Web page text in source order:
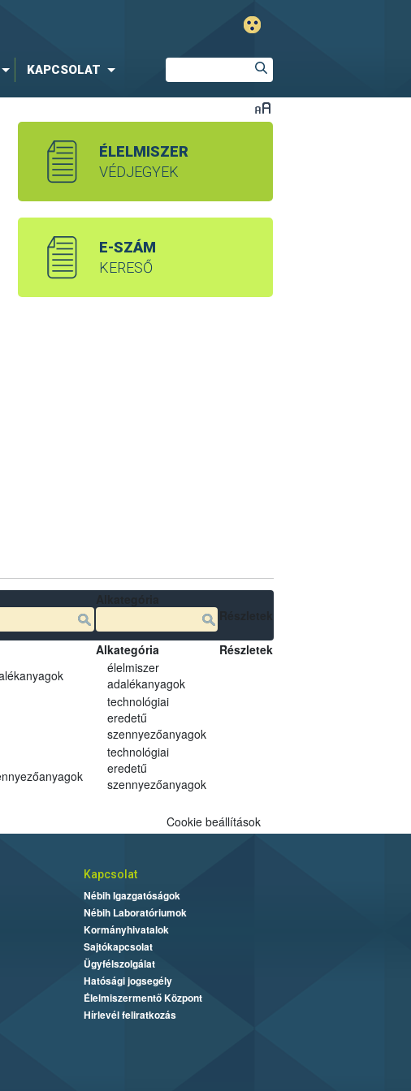
KAPCSOLAT
ÉLELMISZER
VÉDJEGYEK
E-SZÁM
KERESŐ
Alkategória
Részletek
élelmiszer
adalékanyagok
technológiai
eredetű
szennyezőanyagok
technológiai
eredetű
szennyezőanyagok
Cookie beállítások
Kapcsolat
Nébih Igazgatóságok
Nébih Laboratóriumok
Kormányhivatalok
Sajtókapcsolat
Ügyfélszolgálat
Hatósági jogsegély
Élelmiszermentő Központ
Hírlevél feliratkozás